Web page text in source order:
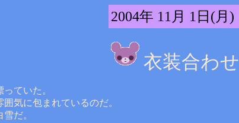
2004年 11月 1日(月)
衣装合わせ
ていた。
気に包まれているのだ。
だ。